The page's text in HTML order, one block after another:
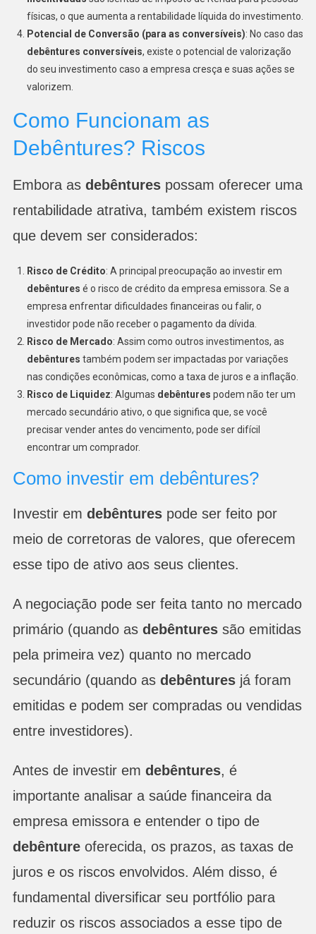
físicas, o que aumenta a rentabilidade líquida do investimento.
Potencial de Conversão (para as conversíveis): No caso das
debêntures conversíveis, existe o potencial de valorização
do seu investimento caso a empresa cresça e suas ações se
valorizem.
Como Funcionam as
Debêntures? Riscos
Embora as debênturespossam oferecer uma
rentabilidade atrativa, também existem riscos
que devem ser considerados:
Risco de Crédito: A principal preocupação ao investir em
debêntures é o risco de crédito da empresa emissora. Se a
empresa enfrentar dificuldades financeiras ou falir, o
investidor pode não receber o pagamento da dívida.
Risco de Mercado: Assim como outros investimentos, as
debêntures também podem ser impactadas por variações
nas condições econômicas, como a taxa de juros e a inflação.
Risco de Liquidez: Algumas debêntures podem não ter um
mercado secundário ativo, o que significa que, se você
precisar vender antes do vencimento, pode ser difícil
encontrar um comprador.
Como investir em debêntures?
Investir em debênturespode ser feito por
meio de corretoras de valores, que oferecem
esse tipo de ativo aos seus clientes.
A negociação pode ser feita tanto no mercado
primário (quando as debênturessão emitidas
pela primeira vez) quanto no mercado
secundário (quando as debênturesjá foram
emitidas e podem ser compradas ou vendidas
entre investidores).
Antes de investir em debêntures, é
importante analisar a saúde financeira da
empresa emissora e entender o tipo de
debêntureoferecida, os prazos, as taxas de
juros e os riscos envolvidos. Além disso, é
fundamental diversificar seu portfólio para
reduzir os riscos associados a esse tipo de